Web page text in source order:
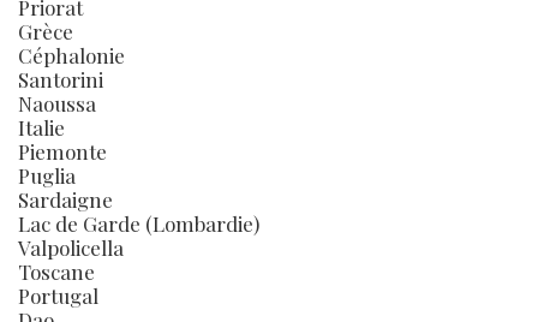
Priorat
Grèce
Céphalonie
Santorini
Naoussa
Italie
Piemonte
Puglia
Sardaigne
Lac de Garde (Lombardie)
Valpolicella
Toscane
Portugal